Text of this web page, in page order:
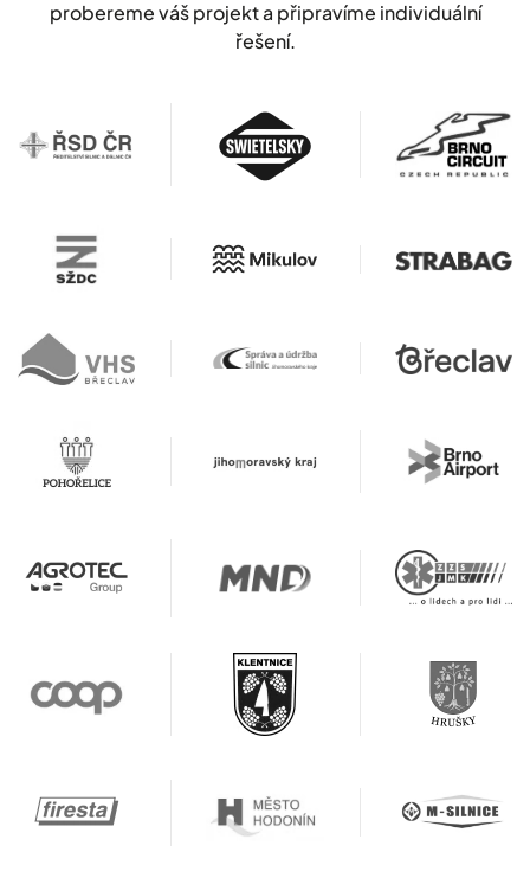
probereme váš projekt a připravíme individuální
řešení.